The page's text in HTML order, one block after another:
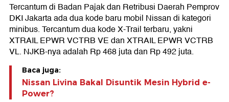
Tercantum di Badan Pajak dan Retribusi Daerah Pemprov
DKI Jakarta ada dua kode baru mobil Nissan di kategori
minibus. Tercantum dua kode X-Trail terbaru, yakni
XTRAIL EPWR VCTRB VE dan XTRAIL EPWR VCTRB
VL. NJKB-nya adalah Rp 468 juta dan Rp 492 juta.
Baca juga:
Nissan Livina Bakal Disuntik Mesin Hybrid e-
Power?